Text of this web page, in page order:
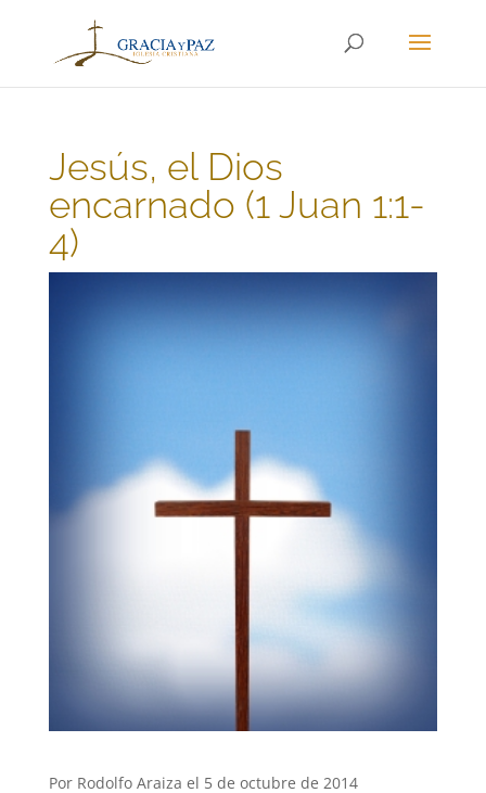
Jesús, el Dios
encarnado (1 Juan 1:1-
4)
Por Rodolfo Araiza el 5 de octubre de 2014